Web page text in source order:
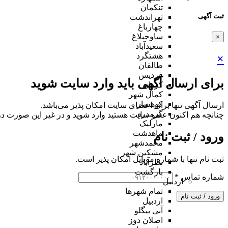
ثبت آگهی
×
×
برای ارسال آگهی باید وارد سایت شوید
ارسال آگهی تنها برای اعضای سایت امکان پذیر می‌باشد.
چنانچه هم‌ اکنون عضو سایت هستید وارد شوید و در غیر این صورت
ورود / ثبت نام
ثبت نام تنها با شماره موبایل امکان پذیر است.
شماره تماس *
ورود / ثبت نام
تنکمان
تهراندشت
چهارباغ
ساوجبلاغ
سعیدآباد
هشتگرد
طالقان
فردیس
کردان
کمال شهر
کوهسار
گرمدره
مارلیک
ماهدشت
محمدشهر
مشکین شهر
نظرآباد
بازگشت
اردبیل
تمام شهر‌ها
اردبیل
آبی بیگلو
اصلان دوز